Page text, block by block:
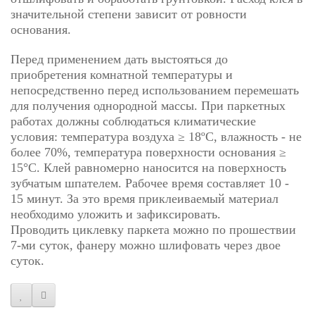
значительной степени зависит от ровности
основания.
Перед применением дать выстояться до
приобретения комнатной температуры и
непосредственно перед использованием перемешать
для получения однородной массы. При паркетных
работах должны соблюдаться климатические
условия: температура воздуха ≥ 18ºС, влажность - не
более 70%, температура поверхности основания ≥
15°C. Клей равномерно наносится на поверхность
зубчатым шпателем. Рабочее время составляет 10 -
15 минут. За это время приклеиваемый материал
необходимо уложить и зафиксировать.
Проводить циклевку паркета можно по прошествии
7-ми суток, фанеру можно шлифовать через двое
суток.